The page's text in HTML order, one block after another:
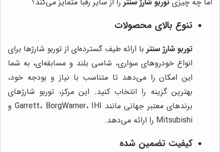
تنوع بالای محصولات
توربو شارژ سنتر با ارائه طیف گسترده‌ای از توربو شارژها برای
انواع خودروهای سواری، شاسی بلند و مسابقه‌ای، به شما
این امکان را می‌دهد تا متناسب با نیاز و بودجه خود،
بهترین گزینه را انتخاب کنید. این مرکز، توربو شارژهای
برندهای معتبر جهانی مانند Garrett، BorgWarner، IHI و
Mitsubishi را ارائه می‌دهد.
کیفیت تضمین شده